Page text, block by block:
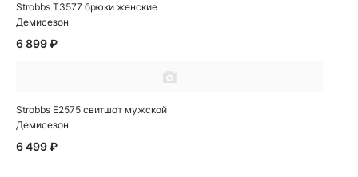
Strobbs T3577 брюки женские
Демисезон
6 899 ₽
Strobbs E2575 свитшот мужской
Демисезон
6 499 ₽